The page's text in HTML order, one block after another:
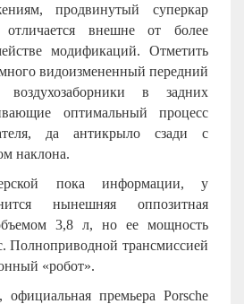
продвинутый суперкар
внешне от более
модификаций. Отметить
видоизмененный передний
в задних
оптимальный процесс
да антикрыло сзади с
наклона.
пока информации, у
нынешняя оппозитная
3,8 л, но ее мощность
Полноприводной трансмиссией
«робот».
официальная премьера Porsche